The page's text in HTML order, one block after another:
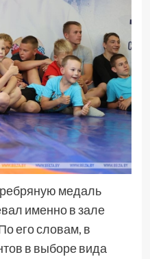
медаль
именно в зале
его словам, в
в выборе вида